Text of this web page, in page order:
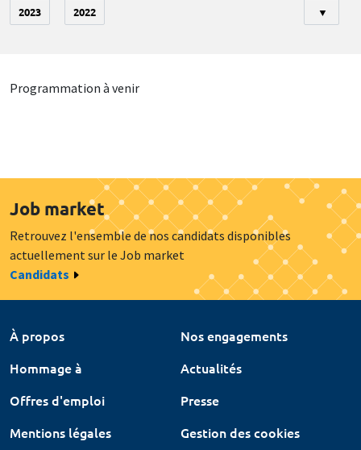
2023 2022 ▼
Programmation à venir
Job market
Retrouvez l'ensemble de nos candidats disponibles
actuellement sur le Job market
Candidats
À propos
Nos engagements
Hommage à
Actualités
Offres d'emploi
Presse
Mentions légales
Gestion des cookies